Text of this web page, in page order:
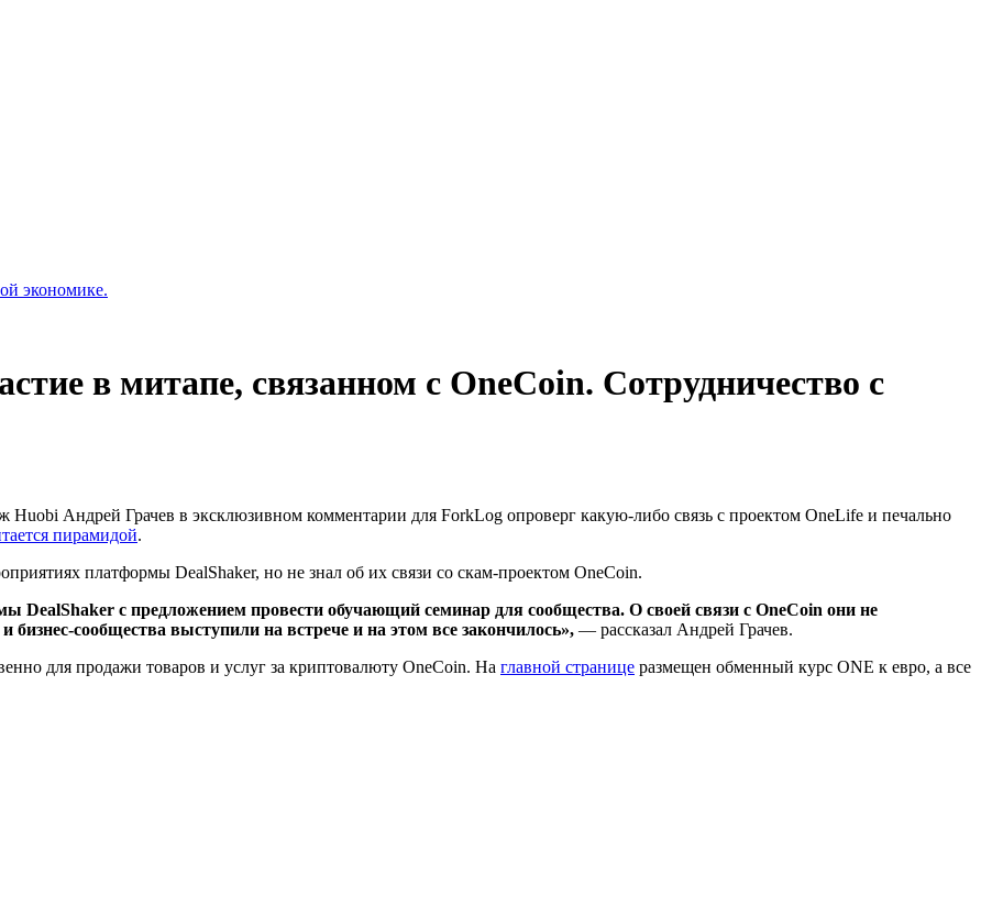
экономике.
в митапе, связанном с OneCoin. Сотрудничество с
Андрей Грачев в эксклюзивном комментарии для ForkLog опроверг какую-либо связь с проектом OneLife и печально
пирамидой.
платформы DealShaker, но не знал об их связи со скам-проектом OneCoin.
DealShaker с предложением провести обучающий семинар для сообщества. О своей связи с OneCoin они не
сообщества выступили на встрече и на этом все закончилось», — рассказал Андрей Грачев.
для продажи товаров и услуг за криптовалюту OneCoin. На главной странице размещен обменный курс ONE к евро, а все